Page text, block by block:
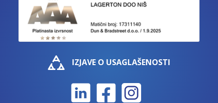
IZJAVE O USAGLAŠENOSTI